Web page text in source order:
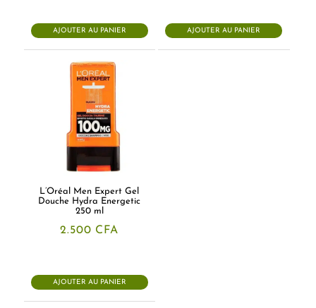
était :
3.000 CFA.
est :
2.000 CFA.
AJOUTER AU PANIER
était :
11.500 CFA.
est :
8.000 CFA.
AJOUTER AU PANIER
L’Oréal Men Expert Gel
Douche Hydra Energetic
250 ml
2.500 CFA
AJOUTER AU PANIER